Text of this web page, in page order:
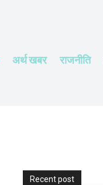
अर्थ खबर राजनीति
Recent post